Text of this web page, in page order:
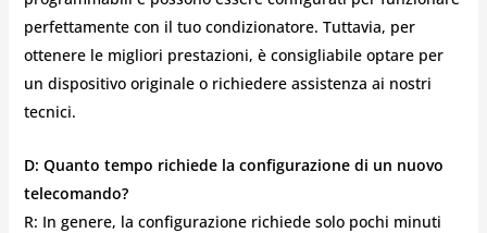
perfettamente con il tuo condizionatore. Tuttavia, per
ottenere le migliori prestazioni, è consigliabile optare per
un dispositivo originale o richiedere assistenza ai nostri
tecnici.
D: Quanto tempo richiede la configurazione di un nuovo
telecomando?
R: In genere, la configurazione richiede solo pochi minuti